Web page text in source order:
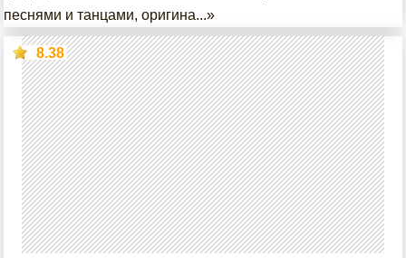
песнями и танцами, оригина...»
8.38